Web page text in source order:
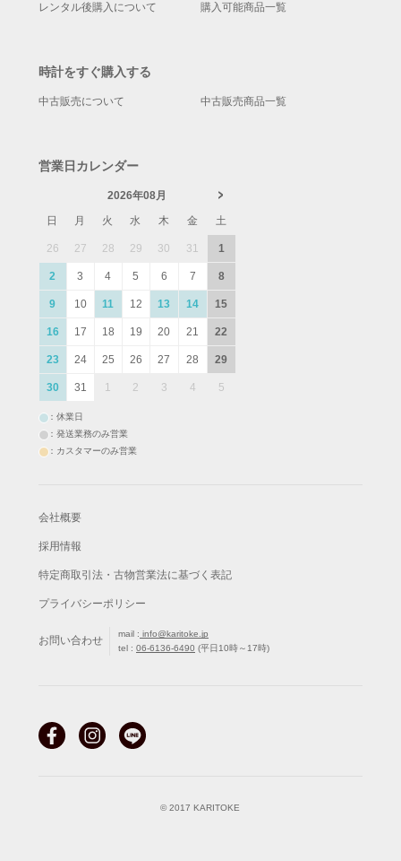
レンタル後購入について 購入可能商品一覧
時計をすぐ購入する
中古販売について 中古販売商品一覧
営業日カレンダー
2026年08月
日
月 火 水 木 金 土
26 27 28 29 30 31 1
2 3 4 5 6 7 8
9 10 11 12 13 14 15
16 17 18 19 20 21 22
23 24 25 26 27 28 29
30 31 1 2 3 4 5
：休業日
：発送業務のみ営業
：カスタマーのみ営業
会社概要
採用情報
特定商取引法・古物営業法に基づく表記
プライバシーポリシー
お問い合わせ
mail : info@karitoke.jp
tel : 06-6136-6490 (平日10時～17時)
© 2017 KARITOKE